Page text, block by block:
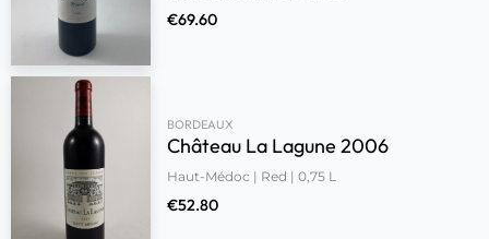
€69.60
BORDEAUX
Château La Lagune 2006
Haut-Médoc | Red | 0,75 L
€52.80